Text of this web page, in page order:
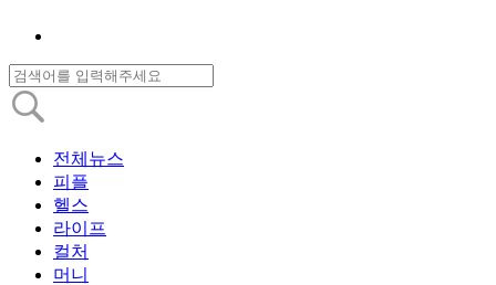
전체뉴스
피플
헬스
라이프
컬처
머니